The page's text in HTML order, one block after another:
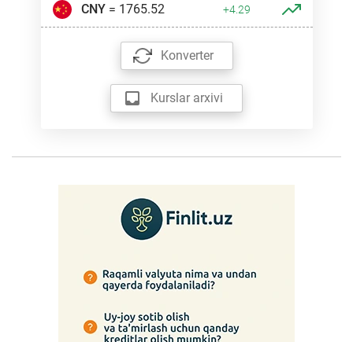
CNY= 1765.52 +4.29
Konverter
Kurslar arxivi